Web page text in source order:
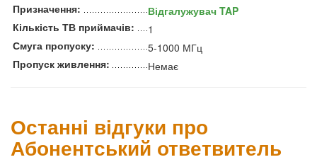
Призначення:
Відгалужувач TAP
Кількість ТВ приймачів:
1
Смуга пропуску:
5-1000 МГц
Пропуск живлення:
Немає
Останні відгуки про
Абонентський ответвитель